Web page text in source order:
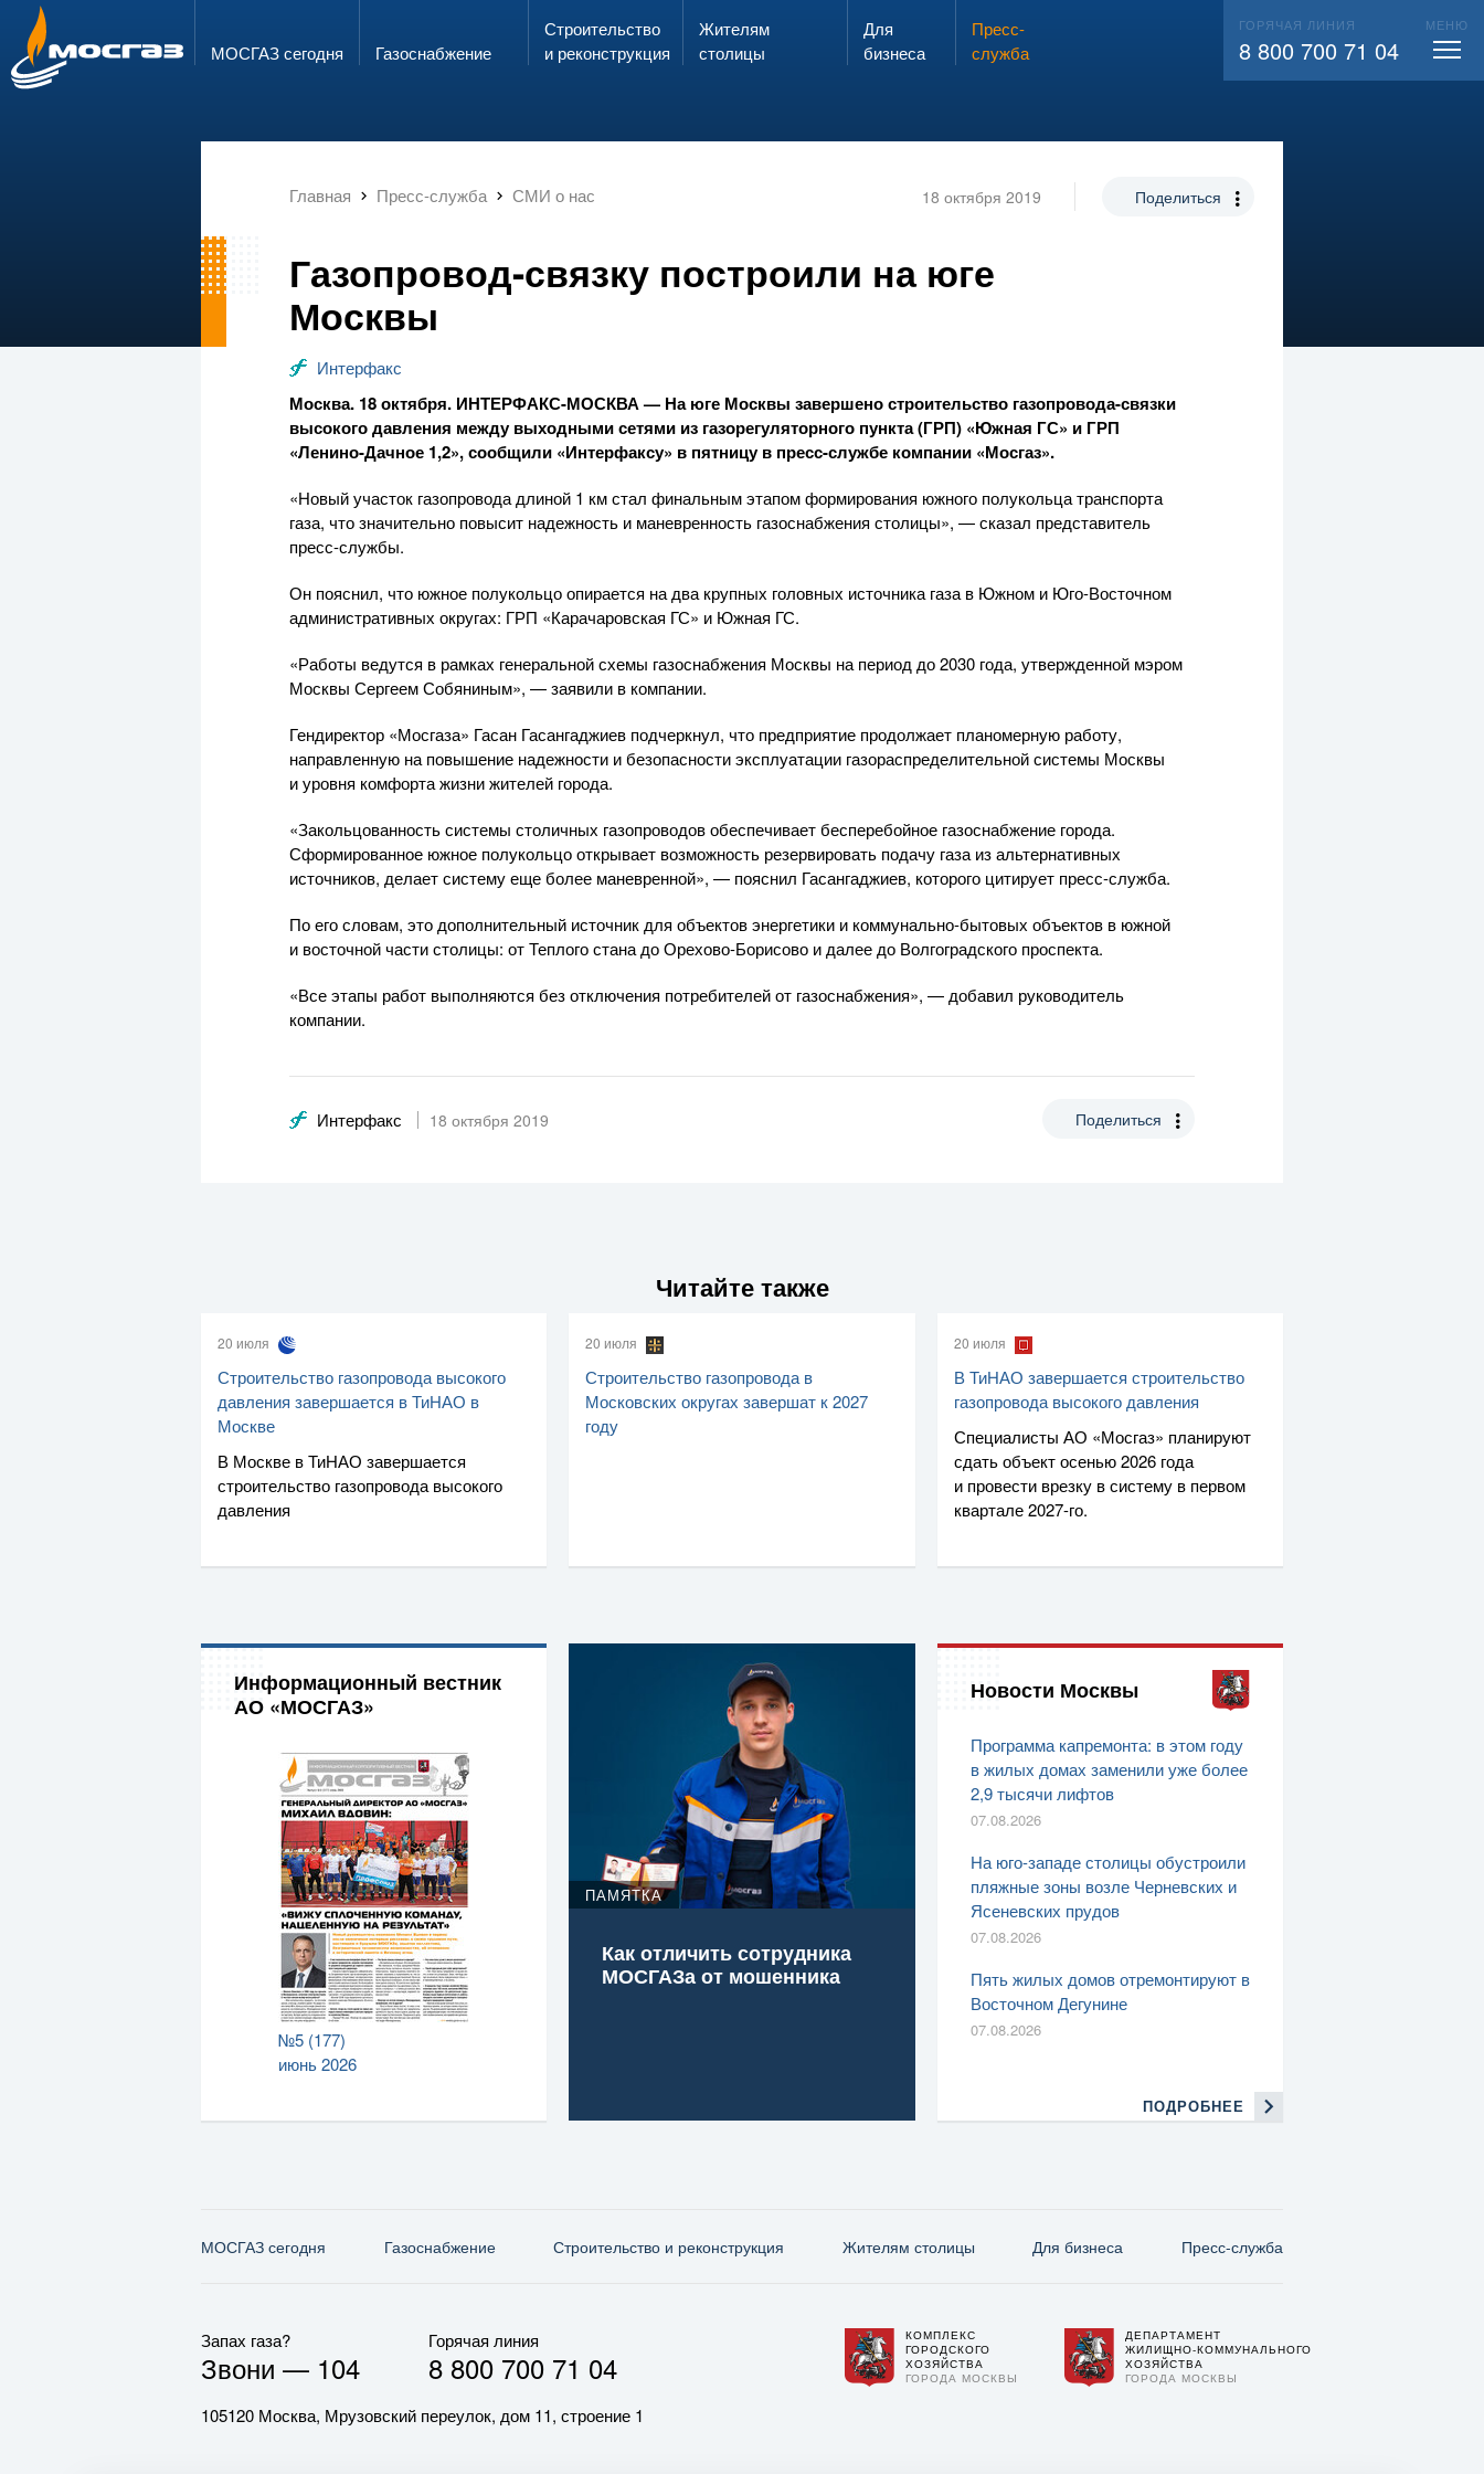
Запах газа?
ЗВОНИ 104 ВЫЗВАТЬ СЛЕСАРЯ
ГОРЯЧАЯ ЛИНИЯ
8 800 700 71 04 info@mos-gaz.ru
МОСГАЗ сегодня Газо­снабжение
Строительство
и реконструкция
Жителям
столицы
Для
бизнеса
Пресс-
служба
ГОРЯЧАЯ ЛИНИЯ
8 800 700 71 04
МЕНЮ
Главная Пресс-служба СМИ о нас 18 октября 2019 Поделиться
Газопровод-связку построили на юге
Москвы
Интерфакс
Москва. 18 октября. ИНТЕРФАКС-МОСКВА— На юге Москвы завершено строительство газопровода-связки
высокого давления между выходными сетями из газорегуляторного пункта (ГРП) «Южная ГС» и ГРП
«Ленино-Дачное 1,2», сообщили «Интерфаксу» в пятницу в пресс-службе компании «Мосгаз».
«Новый участок газопровода длиной 1 км стал финальным этапом формирования южного полукольца транспорта
газа, что значительно повысит надежность и маневренность газоснабжения столицы», — сказал представитель
пресс-службы.
Он пояснил, что южное полукольцо опирается на два крупных головных источника газа в Южном и Юго-Восточном
административных округах: ГРП «Карачаровская ГС» и Южная ГС.
«Работы ведутся в рамках генеральной схемы газоснабжения Москвы на период до 2030 года, утвержденной мэром
Москвы Сергеем Собяниным», — заявили в компании.
Гендиректор «Мосгаза» Гасан Гасангаджиев подчеркнул, что предприятие продолжает планомерную работу,
направленную на повышение надежности и безопасности эксплуатации газораспределительной системы Москвы
и уровня комфорта жизни жителей города.
«Закольцованность системы столичных газопроводов обеспечивает бесперебойное газоснабжение города.
Сформированное южное полукольцо открывает возможность резервировать подачу газа из альтернативных
источников, делает систему еще более маневренной», — пояснил Гасангаджиев, которого цитирует пресс-служба.
По его словам, это дополнительный источник для объектов энергетики и коммунально-бытовых объектов в южной
и восточной части столицы: от Теплого стана доОрехово-Борисово и далее до Волгоградского проспекта.
«Все этапы работ выполняются без отключения потребителей от газоснабжения», — добавил руководитель
компании.
Интерфакс 18 октября 2019 Поделиться
Читайте также
20 июля
Строительство газопровода высокого
давления завершается в ТиНАО в
Москве
В Москве в ТиНАО завершается
строительство газопровода высокого
давления
20 июля
Строительство газопровода в
Московских округах завершат к 2027
году
20 июля
В ТиНАО завершается строительство
газопровода высокого давления
Специалисты АО «Мосгаз» планируют
сдать объект осенью 2026 года
и провести врезку в систему в первом
квартале2027-го.
Информационный вестник
АО «МОСГАЗ»
№5 (177)
июнь 2026
ПАМЯТКА
Как отличить сотрудника
МОСГАЗа от мошенника
Новости Москвы
Программа капремонта: в этом году
в жилых домах заменили уже более
2,9 тысячи лифтов
07.08.2026
На юго-западе столицы обустроили
пляжные зоны возле Черневских и
Ясеневских прудов
07.08.2026
Пять жилых домов отремонтируют в
Восточном Дегунине
07.08.2026
ПОДРОБНЕЕ
МОСГАЗ сегодня Газо­снабжение Строительство и реконструкция Жителям столицы Для бизнеса Пресс-служба
Запах газа?
Звони — 104
Горячая линия
8 800 700 71 04
105120 Москва, Мрузовский переулок, дом 11, строение 1
КОМПЛЕКС
ГОРОДСКОГО
ХОЗЯЙСТВА
ГОРОДА МОСКВЫ
ДЕПАРТАМЕНТ
ЖИЛИЩНО-КОММУНАЛЬНОГО
ХОЗЯЙСТВА
ГОРОДА МОСКВЫ